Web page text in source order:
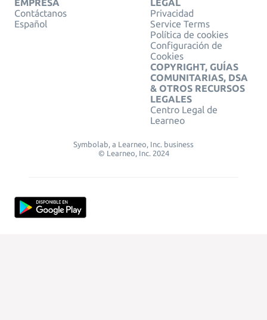
EMPRESA
Contáctanos
Español
LEGAL
Privacidad
Service Terms
Política de cookies
Configuración de
Cookies
COPYRIGHT, GUÍAS
COMUNITARIAS, DSA
& OTROS RECURSOS
LEGALES
Centro Legal de
Learneo
Symbolab, a Learneo, Inc. business
© Learneo, Inc. 2024